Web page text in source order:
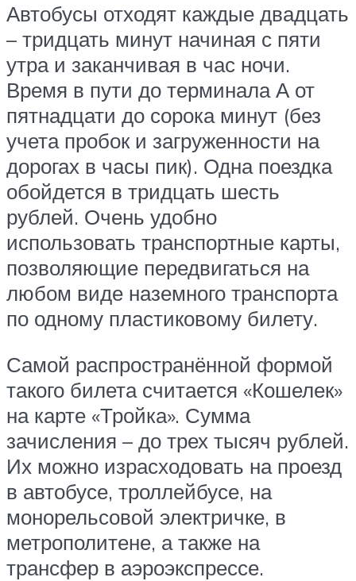
Автобусы отходят каждые двадцать
– тридцать минут начиная с пяти
утра и заканчивая в час ночи.
Время в пути до терминала А от
пятнадцати до сорока минут (без
учета пробок и загруженности на
дорогах в часы пик). Одна поездка
обойдется в тридцать шесть
рублей. Очень удобно
использовать транспортные карты,
позволяющие передвигаться на
любом виде наземного транспорта
по одному пластиковому билету.
Самой распространённой формой
такого билета считается «Кошелек»
на карте «Тройка». Сумма
зачисления – до трех тысяч рублей.
Их можно израсходовать на проезд
в автобусе, троллейбусе, на
монорельсовой электричке, в
метрополитене, а также на
трансфер в аэроэкспрессе.